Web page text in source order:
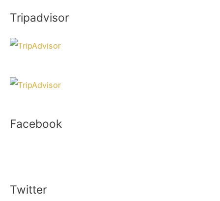
Tripadvisor
Facebook
Twitter